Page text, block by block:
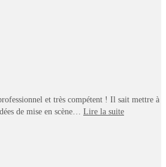
et très compétent ! Il sait mettre à
de mise en scène… Lire la suite